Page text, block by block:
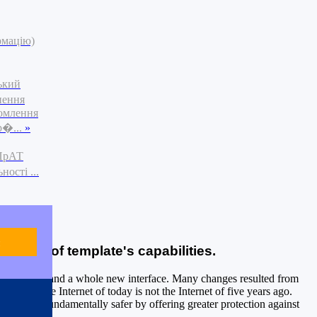
»
...
of all of template's capabilities.
and a whole new interface. Many changes resulted from
The Internet of today is not the Internet of five years ago.
web fundamentally safer by offering greater protection against